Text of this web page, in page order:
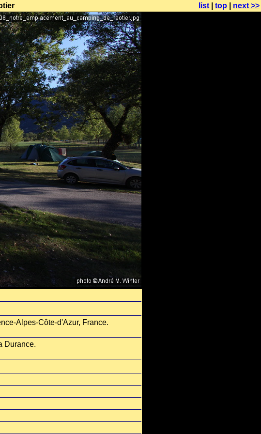
list top next >>
Alpes-Côte-d'Azur, France.
Durance.